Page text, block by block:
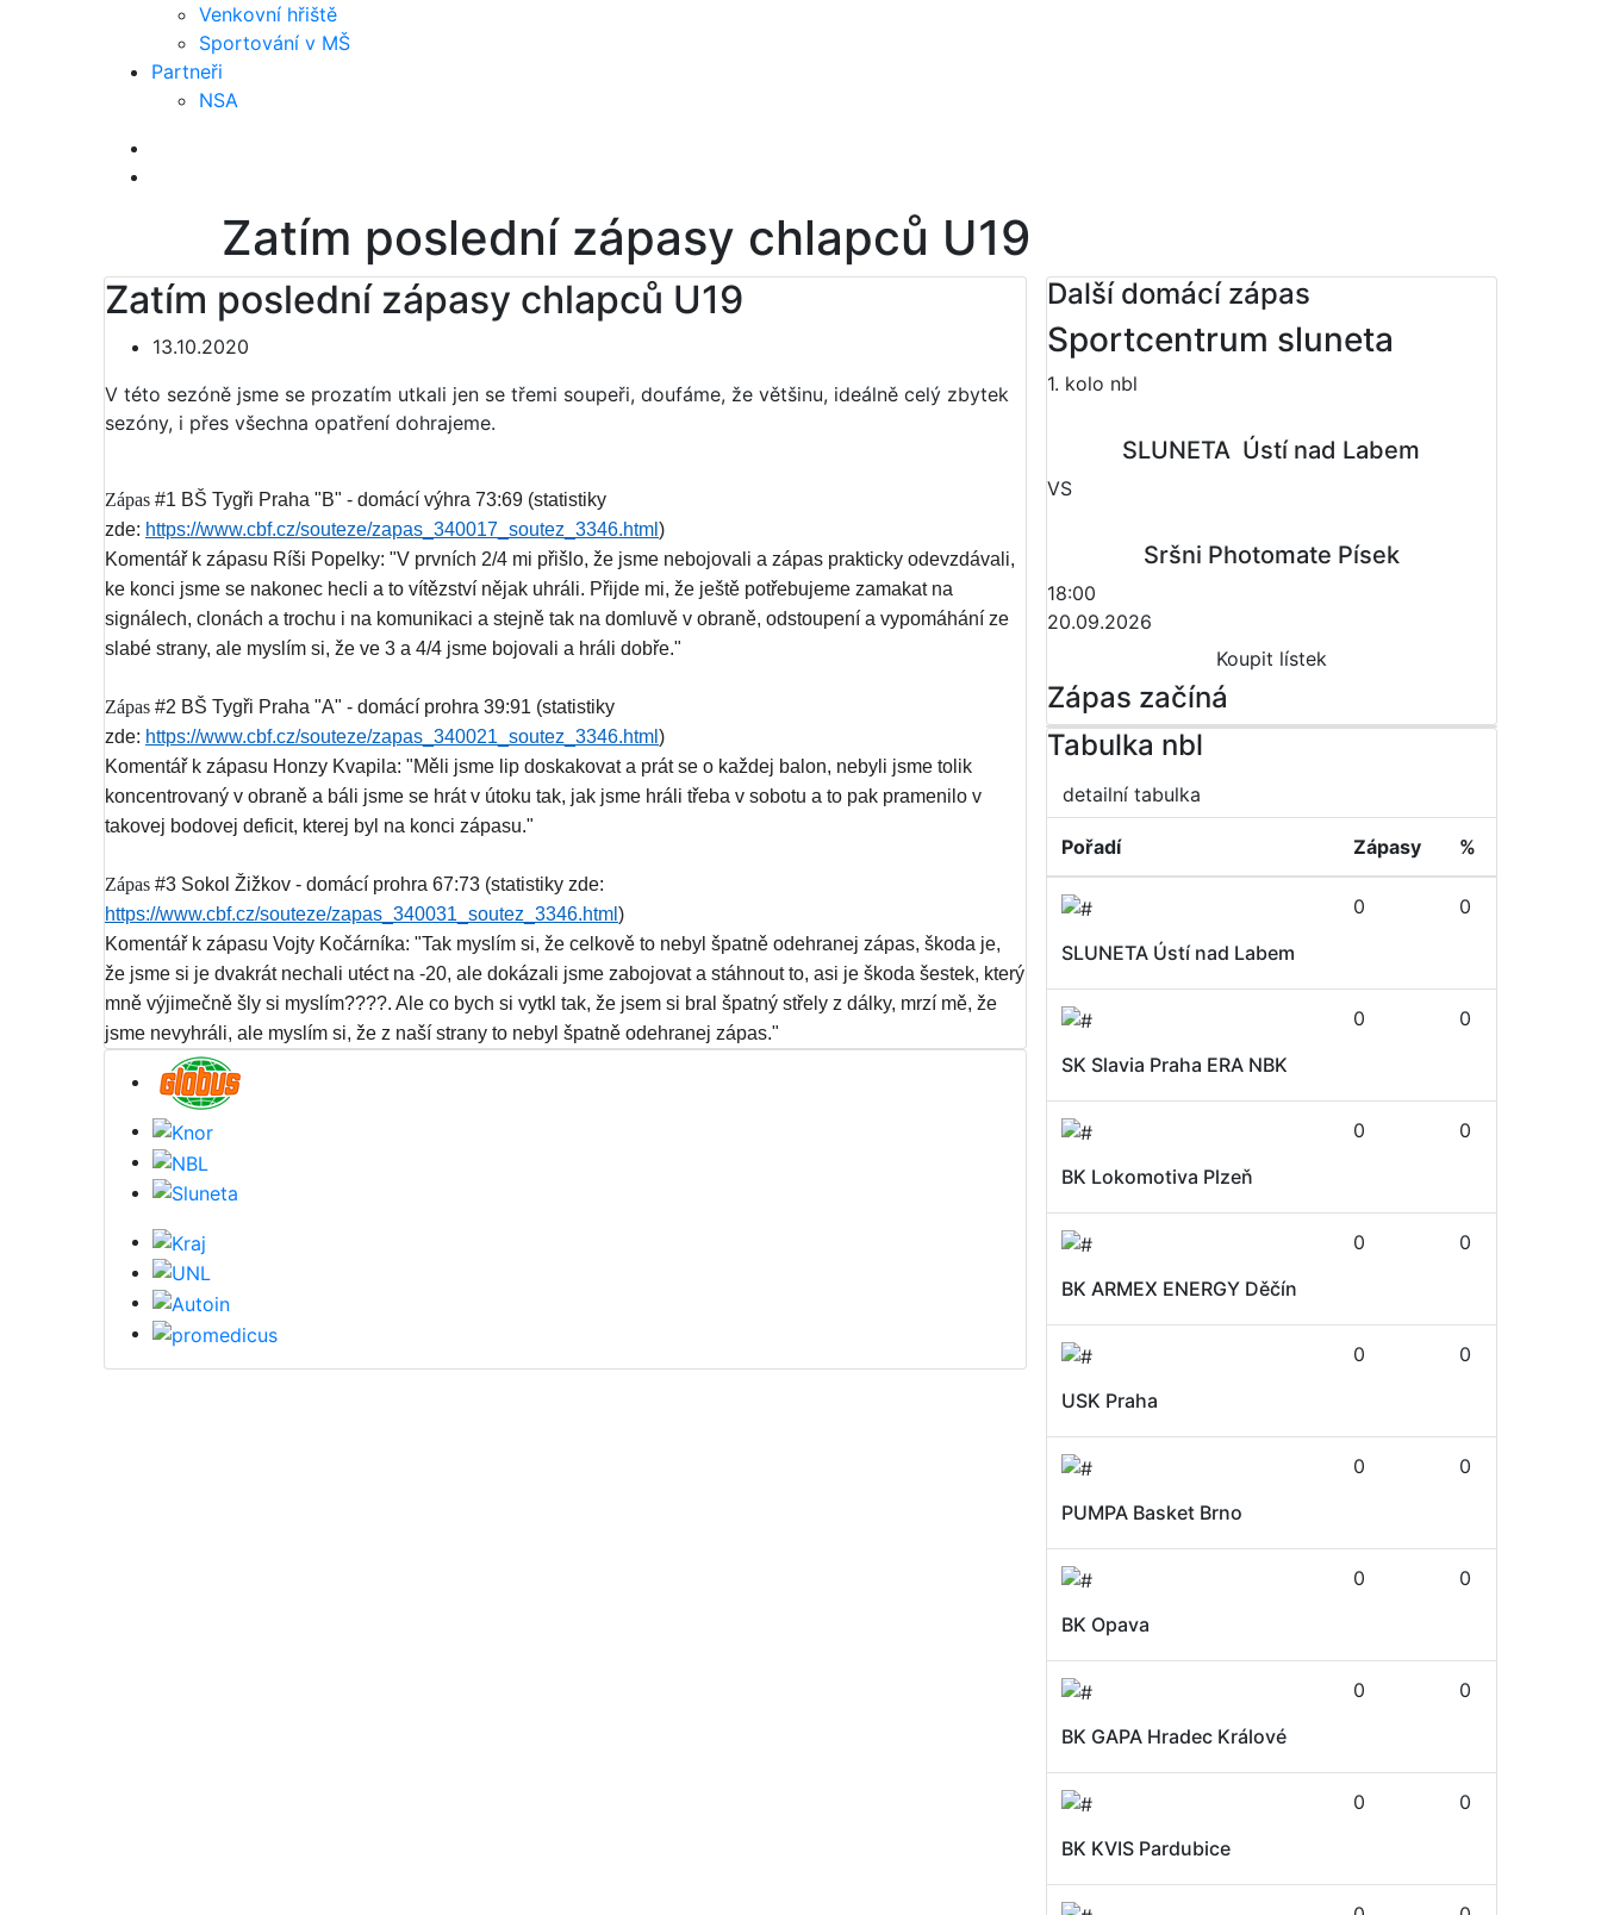
Venkovní hřiště
Sportování v MŠ
Partneři
NSA
Zatím poslední zápasy chlapců U19
Zatím poslední zápasy chlapců U19
13.10.2020
V této sezóně jsme se prozatím utkali jen se třemi soupeři, doufáme, že většinu, ideálně celý zbytek
sezóny, i přes všechna opatření dohrajeme.
Zápas #1 BŠ Tygři Praha "B" - domácí výhra 73:69 (statistiky
zde: https://www.cbf.cz/souteze/zapas_340017_soutez_3346.html )
Komentář k zápasu Ríši Popelky: "V prvních 2/4 mi přišlo, že jsme nebojovali a zápas prakticky odevzdávali,
ke konci jsme se nakonec hecli a to vítězství nějak uhráli. Přijde mi, že ještě potřebujeme zamakat na
signálech, clonách a trochu i na komunikaci a stejně tak na domluvě v obraně, odstoupení a vypomáhání ze
slabé strany, ale myslím si, že ve 3 a 4/4 jsme bojovali a hráli dobře."
Zápas #2 BŠ Tygři Praha "A" - domácí prohra 39:91 (statistiky
zde: https://www.cbf.cz/souteze/zapas_340021_soutez_3346.html )
Komentář k zápasu Honzy Kvapila: "Měli jsme lip doskakovat a prát se o každej balon, nebyli jsme tolik
koncentrovaný v obraně a báli jsme se hrát v útoku tak, jak jsme hráli třeba v sobotu a to pak pramenilo v
takovej bodovej deficit, kterej byl na konci zápasu."
Zápas #3 Sokol Žižkov - domácí prohra 67:73 (statistiky zde:
https://www.cbf.cz/souteze/zapas_340031_soutez_3346.html )
Komentář k zápasu Vojty Kočárníka: "Tak myslím si, že celkově to nebyl špatně odehranej zápas, škoda je,
že jsme si je dvakrát nechali utéct na -20, ale dokázali jsme zabojovat a stáhnout to, asi je škoda šestek, který
mně výjimečně šly si myslím????. Ale co bych si vytkl tak, že jsem si bral špatný střely z dálky, mrzí mě, že
jsme nevyhráli, ale myslím si, že z naší strany to nebyl špatně odehranej zápas."
Další domácí zápas
Sportcentrum sluneta
1. kolo nbl
SLUNETA  Ústí nad Labem
VS
Sršni Photomate Písek
18:00
20.09.2026
Koupit lístek
Zápas začíná
Tabulka nbl
detailní tabulka
Pořadí Zápasy %
SLUNETA Ústí nad Labem
0 0
SK Slavia Praha ERA NBK
0 0
BK Lokomotiva Plzeň
0 0
BK ARMEX ENERGY Děčín
0 0
USK Praha
0 0
PUMPA Basket Brno
0 0
BK Opava
0 0
BK GAPA Hradec Králové
0 0
BK KVIS Pardubice
0 0